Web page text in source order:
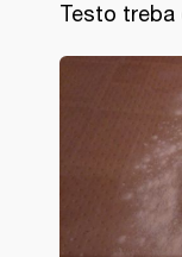
Testo treba